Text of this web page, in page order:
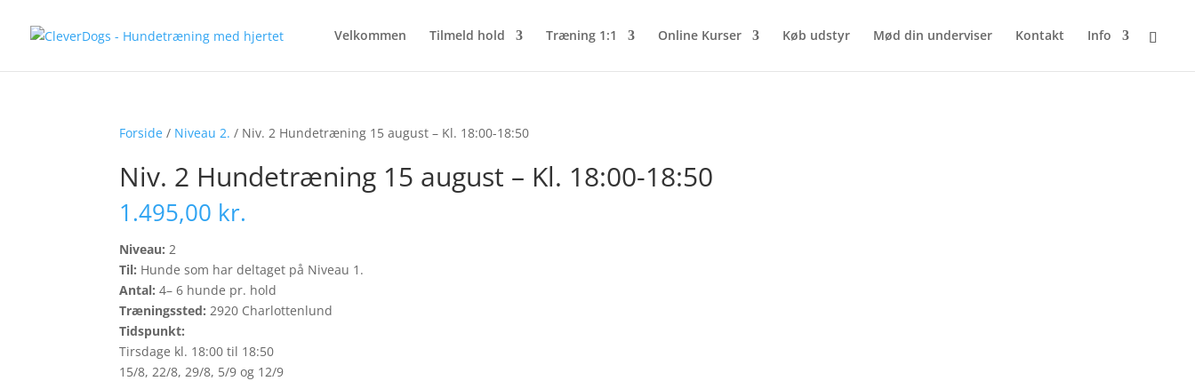
Velkommen Tilmeld hold Træning 1:1 Online Kurser Køb udstyr Mød din underviser Kontakt Info
Forside / Niveau 2. / Niv. 2 Hundetræning 15 august – Kl. 18:00-18:50
Niv. 2 Hundetræning 15 august – Kl. 18:00-18:50
1.495,00 kr.
Niveau:2
Til: Hunde som har deltaget på Niveau 1.
Antal:4– 6 hunde pr. hold
Træningssted: 2920 Charlottenlund
Tidspunkt:
Tirsdage kl. 18:00 til 18:50
15/8, 22/8, 29/8, 5/9 og 12/9